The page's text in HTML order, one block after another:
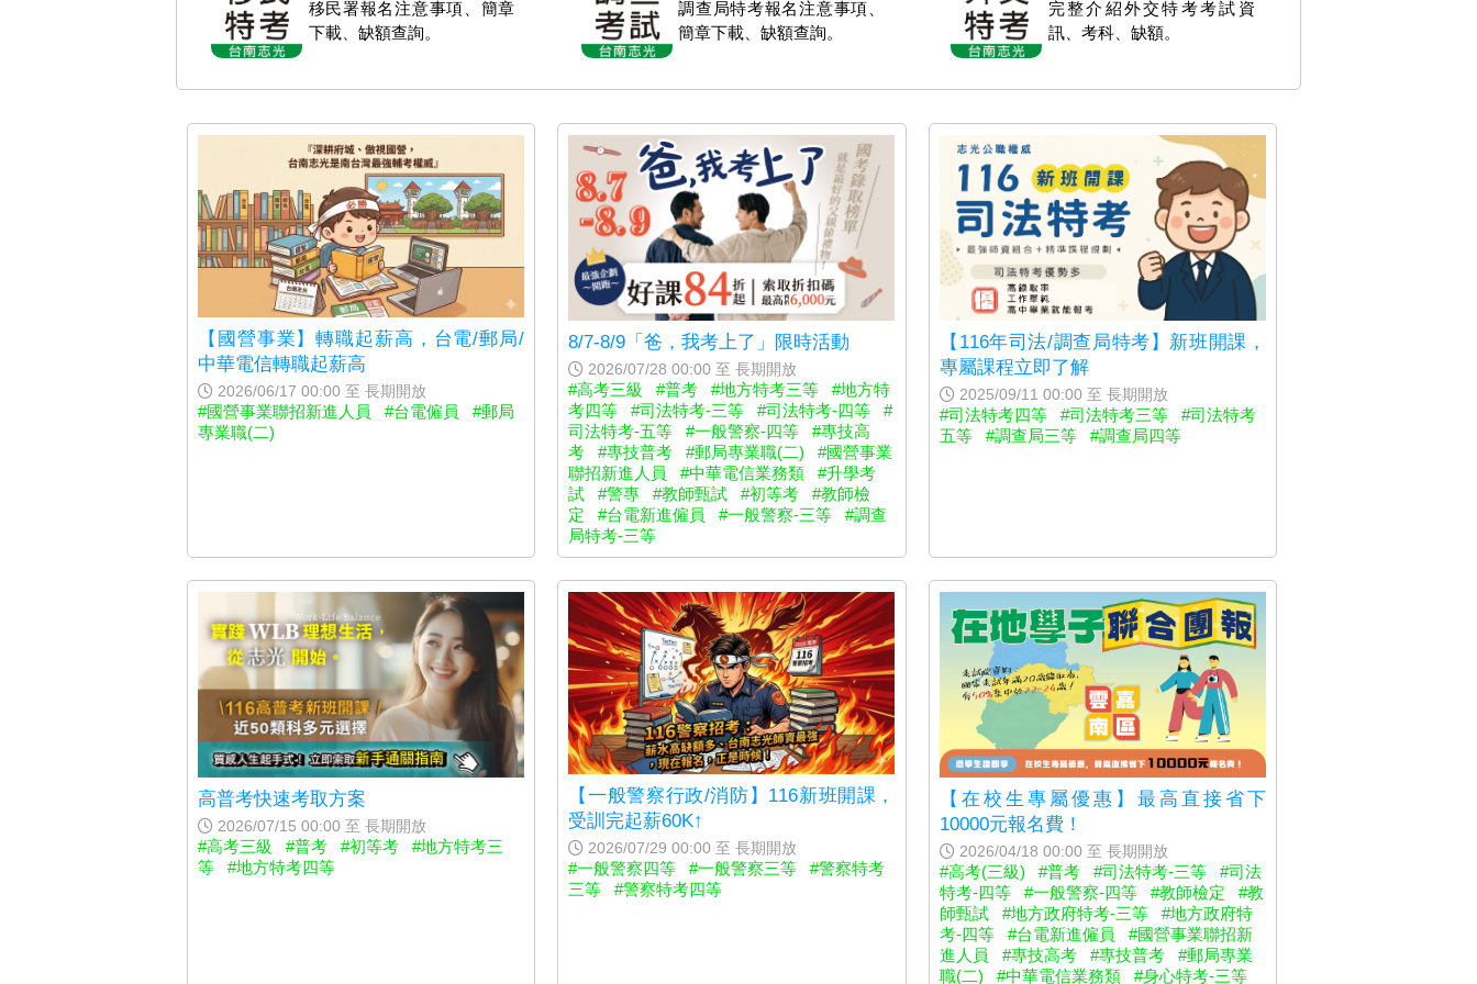
移民署報名注意事項、簡章
下載、缺額查詢。
調查局特考報名注意事項、
簡章下載、缺額查詢。
完整介紹外交特考考試資
訊、考科、缺額。
【國營事業】轉職起薪高，台電/郵局/
中華電信轉職起薪高
2026/06/17 00:00 至 長期開放
#國營事業聯招新進人員 #台電僱員
#郵局
專業職(二)
8/7-8/9「爸，我考上了」限時活動
2026/07/28 00:00 至 長期開放
#高考三級 #普考 #地方特考三等
#地方特
考四等
#司法特考-三等 #司法特考-四等
#
司法特考-五等
#一般警察-四等
#專技高
考
#專技普考 #郵局專業職(二)
#國營事業
聯招新進人員
#中華電信業務類
#升學考
試
#警專 #教師甄試 #初等考
#教師檢
定
#台電新進僱員 #一般警察-三等
#調查
局特考-三等
【116年司法/調查局特考】新班開課，
專屬課程立即了解
2025/09/11 00:00 至 長期開放
#司法特考四等 #司法特考三等
#司法特考
五等
#調查局三等 #調查局四等
高普考快速考取方案
2026/07/15 00:00 至 長期開放
#高考三級 #普考 #初等考
#地方特考三
等
#地方特考四等
【一般警察行政/消防】116新班開課，
受訓完起薪60K↑
2026/07/29 00:00 至 長期開放
#一般警察四等 #一般警察三等
#警察特考
三等
#警察特考四等
【在校生專屬優惠】最高直接省下
10000元報名費！
2026/04/18 00:00 至 長期開放
#高考(三級) #普考 #司法特考-三等
#司法
特考-四等
#一般警察-四等 #教師檢定
#教
師甄試
#地方政府特考-三等
#地方政府特
考-四等
#台電新進僱員
#國營事業聯招新
進人員
#專技高考 #專技普考
#郵局專業
職(二)
#中華電信業務類 #身心特考-三等